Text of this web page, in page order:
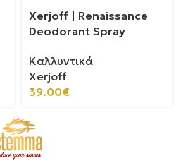
Xerjoff | Renaissance
Deodorant Spray
Καλλυντικά
Xerjoff
39.00€